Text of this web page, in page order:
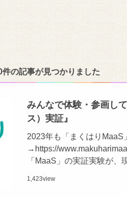
件の記事が見つかりました
みんなで体験・参画し
ス）実証』
2023年も「まくはりMaaS
→https://
「MaaS」の実証実験が
1,423view